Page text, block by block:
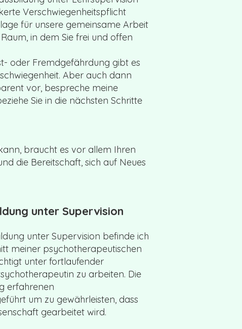
Verschwiegenheitspflicht
für unsere gemeinsame Arbeit
in dem Sie frei und offen
oder Fremdgefährdung gibt es
Aber auch dann
vor, bespreche meine
Sie in die nächsten Schritte
braucht es vor allem Ihren
die Bereitschaft, sich auf Neues
unter Supervision
unter Supervision befinde ich
meiner psychotherapeutischen
unter fortlaufender
zu arbeiten. Die
erfahrenen
um zu gewährleisten, dass
gearbeitet wird.